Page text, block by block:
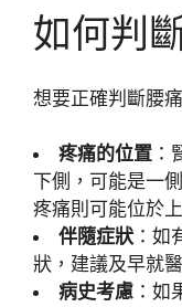
如何判
想要正確判斷腰
疼痛的位置 ：
下側，可能是一
疼痛則可能位於
伴隨症狀 ：
狀，建議及早就醫
病史考慮 ：